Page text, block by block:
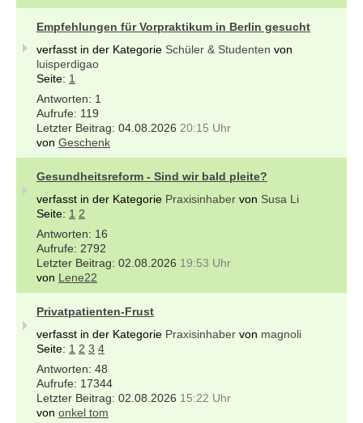
Empfehlungen für Vorpraktikum in Berlin gesucht
verfasst in der Kategorie Schüler & Studenten von
luisperdigao
Seite: 1
1
119
04.08.2026 20:15 Uhr
von Geschenk
Gesundheitsreform - Sind wir bald pleite?
verfasst in der Kategorie Praxisinhaber von Susa Li
Seite: 1 2
16
2792
02.08.2026 19:53 Uhr
von Lene22
Privatpatienten-Frust
verfasst in der Kategorie Praxisinhaber von magnoli
Seite: 1 2 3 4
48
17344
02.08.2026 15:22 Uhr
von onkel tom